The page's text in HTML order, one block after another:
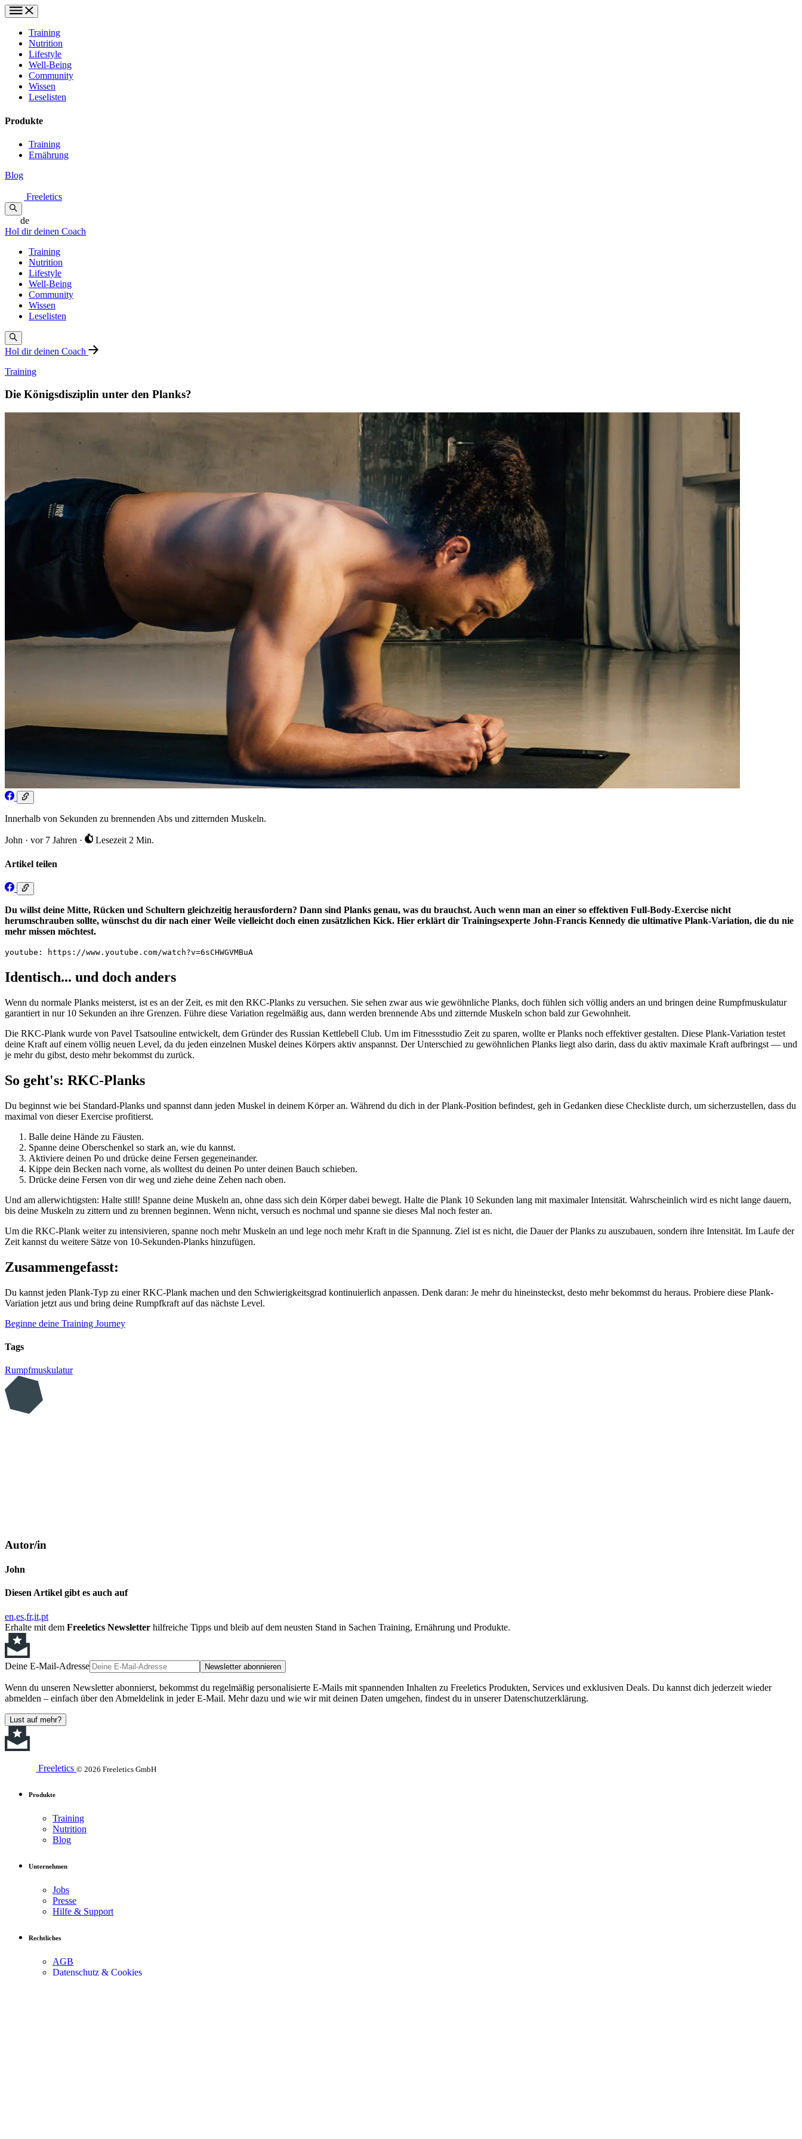
Training
Nutrition
Lifestyle
Well-Being
Community
Wissen
Leselisten
Produkte
Training
Ernährung
Blog
Freeletics
de
Hol dir deinen Coach
Training
Nutrition
Lifestyle
Well-Being
Community
Wissen
Leselisten
Hol dir deinen Coach
Training
Die Königsdisziplin unter den Planks?
Innerhalb von Sekunden zu brennenden Abs und zitternden Muskeln.
John · vor 7 Jahren · Lesezeit 2 Min.
Artikel teilen
Du willst deine Mitte, Rücken und Schultern gleichzeitig herausfordern? Dann sind Planks genau, was du brauchst. Auch wenn man an einer so effektiven Full-Body-Exercise nicht
herumschrauben sollte, wünschst du dir nach einer Weile vielleicht doch einen zusätzlichen Kick. Hier erklärt dir Trainingsexperte John-Francis Kennedy die ultimative Plank-Variation, die du nie
mehr missen möchtest.
youtube: https://www.youtube.com/watch?v=6sCHWGVMBuA
Identisch... und doch anders
Wenn du normale Planks meisterst, ist es an der Zeit, es mit den RKC-Planks zu versuchen. Sie sehen zwar aus wie gewöhnliche Planks, doch fühlen sich völlig anders an und bringen deine Rumpfmuskulatur
garantiert in nur 10 Sekunden an ihre Grenzen. Führe diese Variation regelmäßig aus, dann werden brennende Abs und zitternde Muskeln schon bald zur Gewohnheit.
Die RKC-Plank wurde von Pavel Tsatsouline entwickelt, dem Gründer des Russian Kettlebell Club. Um im Fitnessstudio Zeit zu sparen, wollte er Planks noch effektiver gestalten. Diese Plank-Variation testet
deine Kraft auf einem völlig neuen Level, da du jeden einzelnen Muskel deines Körpers aktiv anspannst. Der Unterschied zu gewöhnlichen Planks liegt also darin, dass du aktiv maximale Kraft aufbringst — und
je mehr du gibst, desto mehr bekommst du zurück.
So geht's: RKC-Planks
Du beginnst wie bei Standard-Planks und spannst dann jeden Muskel in deinem Körper an. Während du dich in der Plank-Position befindest, geh in Gedanken diese Checkliste durch, um sicherzustellen, dass du
maximal von dieser Exercise profitierst.
Balle deine Hände zu Fäusten.
Spanne deine Oberschenkel so stark an, wie du kannst.
Aktiviere deinen Po und drücke deine Fersen gegeneinander.
Kippe dein Becken nach vorne, als wolltest du deinen Po unter deinen Bauch schieben.
Drücke deine Fersen von dir weg und ziehe deine Zehen nach oben.
Und am allerwichtigsten: Halte still! Spanne deine Muskeln an, ohne dass sich dein Körper dabei bewegt. Halte die Plank 10 Sekunden lang mit maximaler Intensität. Wahrscheinlich wird es nicht lange dauern,
bis deine Muskeln zu zittern und zu brennen beginnen. Wenn nicht, versuch es nochmal und spanne sie dieses Mal noch fester an.
Um die RKC-Plank weiter zu intensivieren, spanne noch mehr Muskeln an und lege noch mehr Kraft in die Spannung. Ziel ist es nicht, die Dauer der Planks zu auszubauen, sondern ihre Intensität. Im Laufe der
Zeit kannst du weitere Sätze von 10-Sekunden-Planks hinzufügen.
Zusammengefasst:
Du kannst jeden Plank-Typ zu einer RKC-Plank machen und den Schwierigkeitsgrad kontinuierlich anpassen. Denk daran: Je mehr du hineinsteckst, desto mehr bekommst du heraus. Probiere diese Plank-
Variation jetzt aus und bring deine Rumpfkraft auf das nächste Level.
Beginne deine Training Journey
Tags
Rumpfmuskulatur
Autor/in
John
Diesen Artikel gibt es auch auf
en es fr it pt
Erhalte mit dem Freeletics Newsletter hilfreiche Tipps und bleib auf dem neusten Stand in Sachen Training, Ernährung und Produkte.
Deine E-Mail-Adresse Newsletter abonnieren
Wenn du unseren Newsletter abonnierst, bekommst du regelmäßig personalisierte E-Mails mit spannenden Inhalten zu Freeletics Produkten, Services und exklusiven Deals. Du kannst dich jederzeit wieder
abmelden – einfach über den Abmeldelink in jeder E-Mail. Mehr dazu und wie wir mit deinen Daten umgehen, findest du in unserer Datenschutzerklärung.
Lust auf mehr?
Freeletics © 2026 Freeletics GmbH
Produkte
Training
Nutrition
Blog
Unternehmen
Jobs
Presse
Hilfe & Support
Rechtliches
AGB
Datenschutz & Cookies